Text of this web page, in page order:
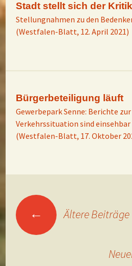
Stadt stellt sich der Kritik
Stellungnahmen zu den
(Westfalen-Blatt, 12. April 2021)
Bürgerbeteiligung läuft
Gewerbepark Senne: Berichte
Verkehrssituation sind einsehbar
(Westfalen-Blatt, 17. Oktober
← Ältere Beiträge